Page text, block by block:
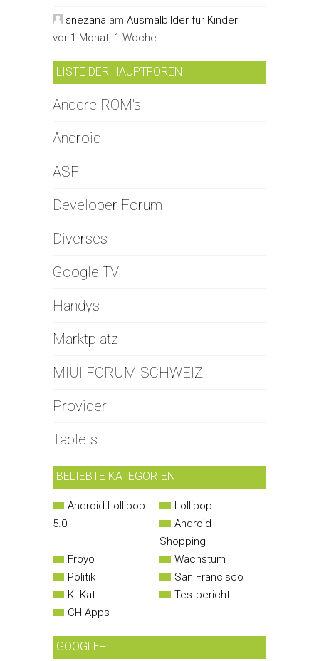
snezana am Ausmalbilder für Kinder
vor 1 Monat, 1 Woche
LISTE DER HAUPTFOREN
Andere ROM's
Android
ASF
Developer Forum
Diverses
Google TV
Handys
Marktplatz
MIUI FORUM SCHWEIZ
Provider
Tablets
BELIEBTE KATEGORIEN
Android Lollipop
5.0
Lollipop
Android
Shopping
Froyo
Wachstum
Politik
San Francisco
KitKat
Testbericht
CH Apps
GOOGLE+